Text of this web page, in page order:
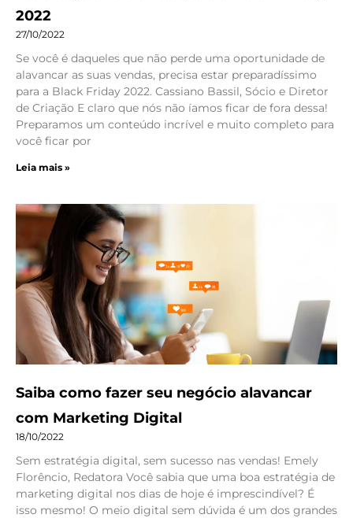
2022
27/10/2022
Se você é daqueles que não perde uma oportunidade de
alavancar as suas vendas, precisa estar preparadíssimo
para a Black Friday 2022. Cassiano Bassil, Sócio e Diretor
de Criação E claro que nós não íamos ficar de fora dessa!
Preparamos um conteúdo incrível e muito completo para
você ficar por
Leia mais »
Saiba como fazer seu negócio alavancar
com Marketing Digital
18/10/2022
Sem estratégia digital, sem sucesso nas vendas! Emely
Florêncio, Redatora Você sabia que uma boa estratégia de
marketing digital nos dias de hoje é imprescindível? É
isso mesmo! O meio digital sem dúvida é um dos grandes